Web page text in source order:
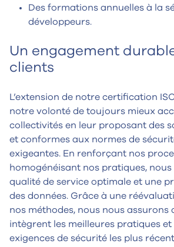
Des formations annuelles à la
développeurs.
Un engagement
clients
L’extension de notre certification
notre volonté de toujours mieux
collectivités en leur proposant des
et conformes aux normes de
exigeantes. En renforçant nos
homogénéisant nos pratiques,
qualité de service optimale et une
des données. Grâce à une
nos méthodes, nous nous assurons
intègrent les meilleures pratiques
exigences de sécurité les plus